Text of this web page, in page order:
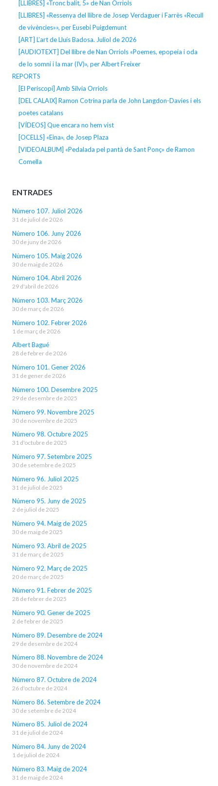
[LLIBRES] «Tronc balit, 5» de Nan Orriols
[LLIBRES] «Ressenya del llibre de Josep Verdaguer i Farrès «Recull
de vivències»», per Eusebi Puigdemunt
[ART] L’art de Lluís Badosa. Juliol de 2026
[AUDIOTEXT] Del llibre de Nan Orriols «Poemes, epopeia i oda
de lo somni i la mar (IV)», per Albert Freixer
REPORTS
[El Periscopi] Amb Silvia Orriols
[DEL CALAIX] Ramon Cotrina parla de John Langdon-Davies i els
poetes catalans
[VÍDEOS] Que encara no hem vist
[OCELLS] «Eina», de Josep Plaza
[VIDEOALBUM] «Pedalada pel pantà de Sant Ponç» de Ramon
Comella
ENTRADES
Número 107. Juliol 2026
31 de juliol de 2026
Número 106. Juny 2026
30 de juny de 2026
Número 105. Maig 2026
30 de maig de 2026
Número 104. Abril 2026
29 d'abril de 2026
Número 103. Març 2026
30 de març de 2026
Número 102. Febrer 2026
1 de març de 2026
Albert Bagué
28 de febrer de 2026
Número 101. Gener 2026
31 de gener de 2026
Número 100. Desembre 2025
29 de desembre de 2025
Número 99. Novembre 2025
30 de novembre de 2025
Número 98. Octubre 2025
31 d'octubre de 2025
Número 97. Setembre 2025
30 de setembre de 2025
Número 96. Juliol 2025
31 de juliol de 2025
Número 95. Juny de 2025
2 de juliol de 2025
Número 94. Maig de 2025
30 de maig de 2025
Número 93. Abril de 2025
31 de març de 2025
Número 92. Març de 2025
20 de març de 2025
Número 91. Febrer de 2025
28 de febrer de 2025
Número 90. Gener de 2025
2 de febrer de 2025
Número 89. Desembre de 2024
29 de desembre de 2024
Número 88. Novembre de 2024
30 de novembre de 2024
Número 87. Octubre de 2024
26 d'octubre de 2024
Número 86. Setembre de 2024
30 de setembre de 2024
Número 85. Juliol de 2024
31 de juliol de 2024
Número 84. Juny de 2024
1 de juliol de 2024
Número 83. Maig de 2024
31 de maig de 2024